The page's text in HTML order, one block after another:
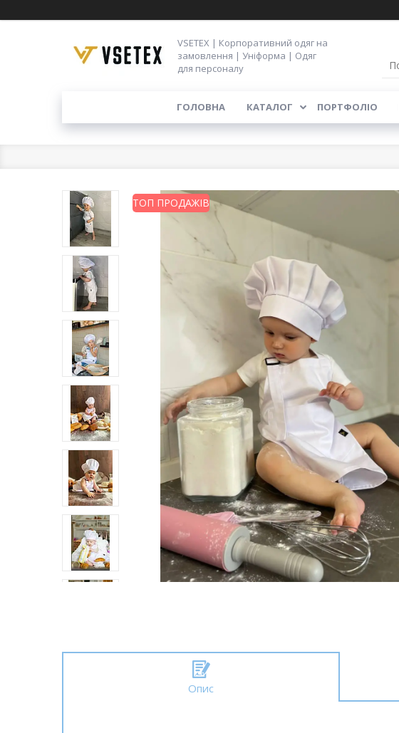
VSETEX | Корпоративний одяг на
замовлення | Уніформа | Одяг
для персоналу
ГОЛОВНА КАТАЛОГ ПОРТФОЛІО
ТОП ПРОДАЖІВ
Опис